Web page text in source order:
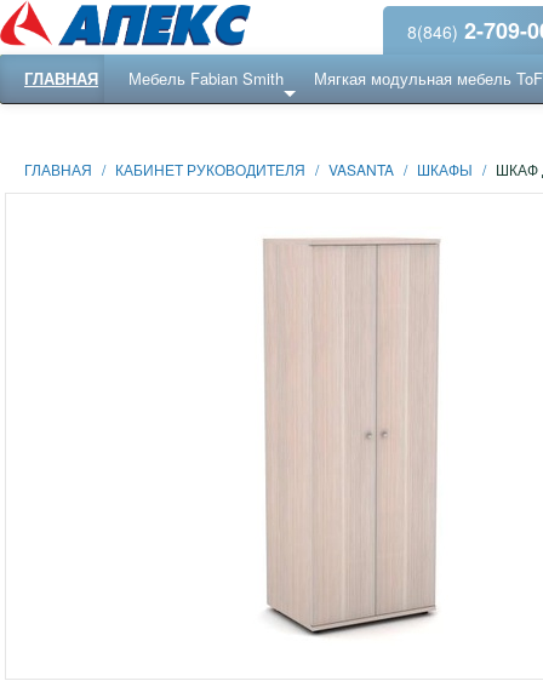
8(846) 2-709-
ГЛАВНАЯ Мебель Fabian Smith Мягкая модульная мебель
ГЛАВНАЯ / КАБИНЕТ РУКОВОДИТЕЛЯ / VASANTA / ШКАФЫ / ШКАФ